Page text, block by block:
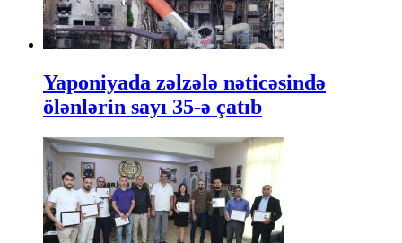
Yaponiyada zəlzələ nəticəsində
ölənlərin sayı 35-ə çatıb